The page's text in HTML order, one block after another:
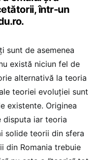
într-un
sunt de asemenea
există niciun fel de
alternativă la teoria
teoriei evoluției sunt
existente. Originea
disputa iar teoria
solide teorii din sfera
din Romania trebuie